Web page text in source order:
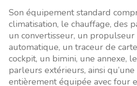
Son équipement standard
climatisation, le chauffage, des
un convertisseur, un propulseur
automatique, un traceur de
cockpit, un bimini, une annexe,
parleurs extérieurs, ainsi qu’une
entièrement équipée avec four